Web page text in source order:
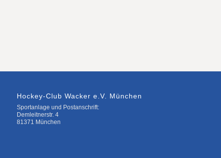
Hockey-Club Wacker e.V. München
Sportanlage und Postanschrift:
Demleitnerstr. 4
81371 München